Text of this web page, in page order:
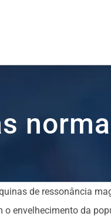
de ressonância
envelhecimento da